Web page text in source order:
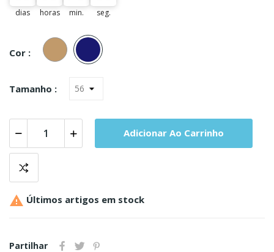
dias horas min. seg.
Cor :
Camel Marinho
Tamanho :
Adicionar Ao Carrinho
 Últimos artigos em stock
Partilhar